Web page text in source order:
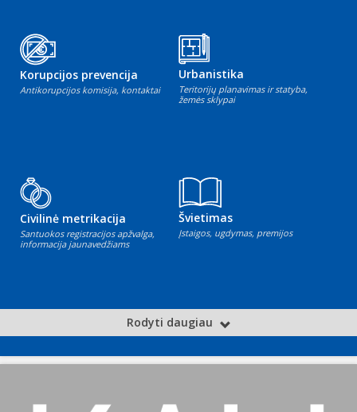
Korupcijos prevencija
Antikorupcijos komisija, kontaktai
Urbanistika
Teritorijų planavimas ir statyba,
žemės sklypai
Civilinė metrikacija
Santuokos registracijos apžvalga,
informacija jaunavedžiams
Švietimas
Įstaigos, ugdymas, premijos
Rodyti daugiau